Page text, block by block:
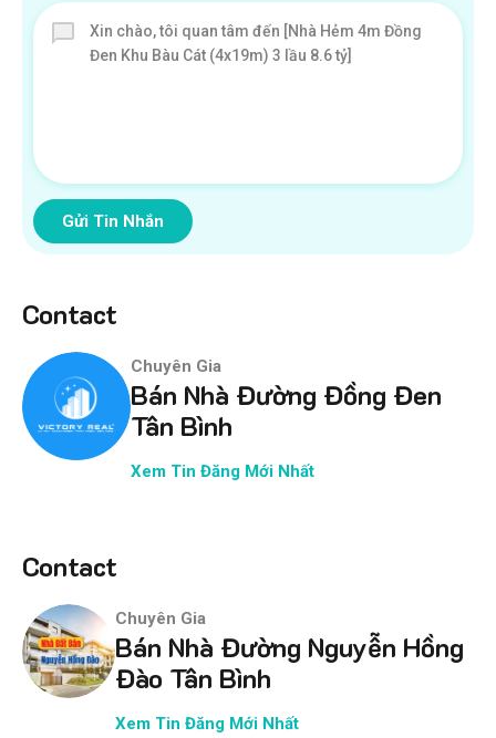
Gửi Tin Nhắn
Contact
Chuyên Gia
Bán Nhà Đường Đồng Đen
Tân Bình
Xem Tin Đăng Mới Nhất
Contact
Chuyên Gia
Bán Nhà Đường Nguyễn Hồng
Đào Tân Bình
Xem Tin Đăng Mới Nhất